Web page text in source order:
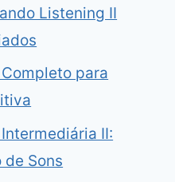
Listening II
para
II:
de Sons